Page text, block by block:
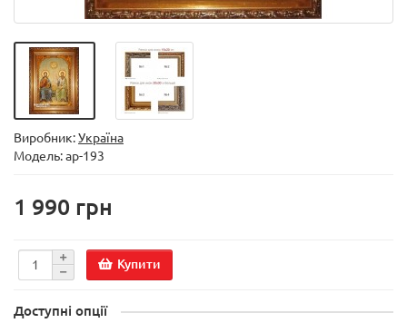
Виробник:Україна
Модель:ар-193
1 990 грн
Купити
Доступні опції